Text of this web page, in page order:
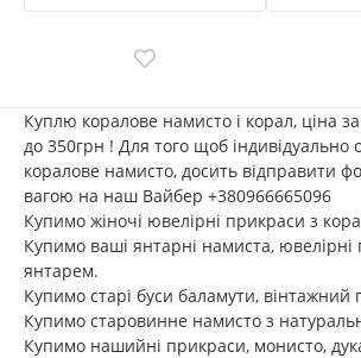
Куплю коралове намисто і корал, ціна
до 350грн ! Для того щоб індивідуально
коралове намисто, досить відправити
вагою на наш Вайбер +380966665096
Купимо жіночі ювелірні прикраси з
Купимо ваші янтарні намиста, ювелірні
янтарем.
Купимо старі буси баламути, вінтажний
Купимо старовинне намисто з
Купимо нашийні прикраси, монисто,